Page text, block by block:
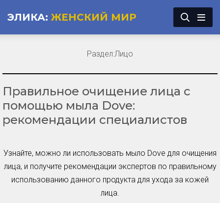
ЭЛИКА: ЖЕНСКИЙ МИР
Правильное очищение лица с
помощью мыла Dove:
рекомендации специалистов
Узнайте, можно ли использовать мыло Dove для очищения
лица, и получите рекомендации экспертов по правильному
использованию данного продукта для ухода за кожей
лица.
Раздел:Лицо